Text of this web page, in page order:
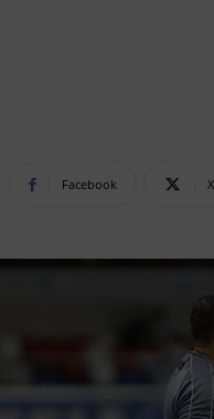
Facebook X